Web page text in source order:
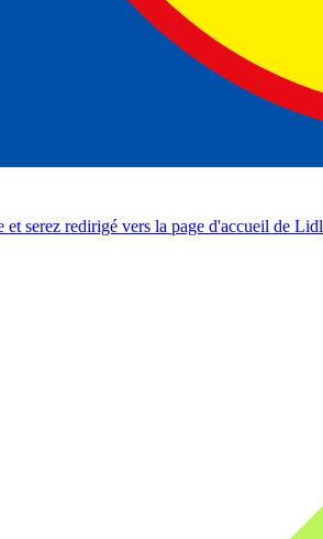
serez redirigé vers la page d'accueil de Lidl